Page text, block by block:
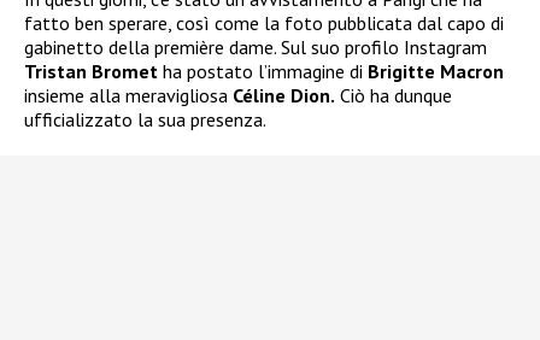
fatto ben sperare, così come la foto pubblicata dal capo di
gabinetto della première dame. Sul suo profilo Instagram
Tristan Bromet ha postato l’immagine di Brigitte Macron
insieme alla meravigliosa Céline Dion. Ciò ha dunque
ufficializzato la sua presenza.